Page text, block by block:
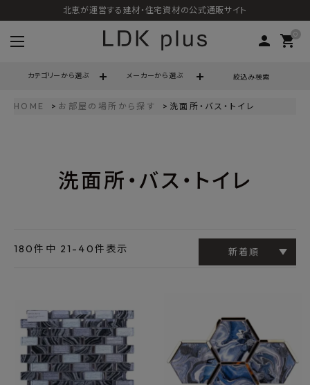
北恵が運営する建材・住宅資材の公式通販サイト
person 0
shopping_cart
カテゴリーから選ぶ メーカーから選ぶ 絞込み検索
06-6121-9302
ようこそ ゲスト 様
最近チェックした商品
FAX注文はこちらから
HOME お部屋の場所から探す 洗面所・バス・トイレ
洗面所・バス・トイレ
新着順
180件中 21 - 40件表示